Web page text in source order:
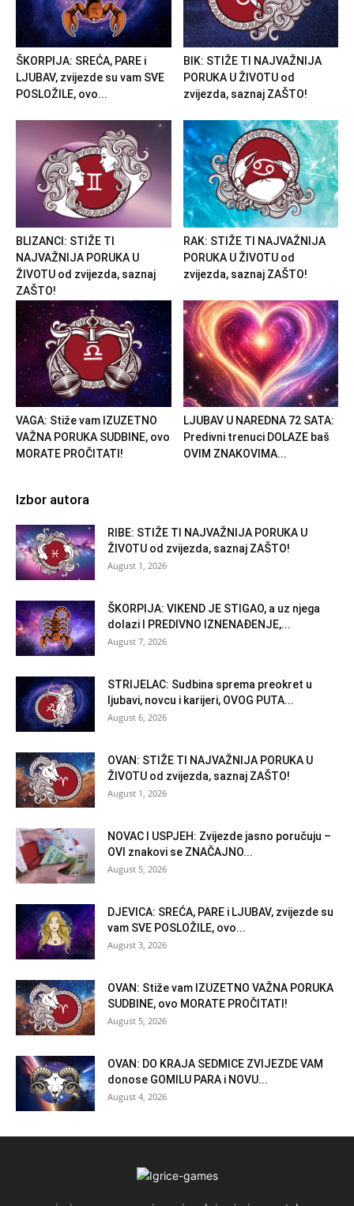
ŠKORPIJA: SREĆA, PARE i
LJUBAV, zvijezde su vam SVE
POSLOŽILE, ovo...
BIK: STIŽE TI NAJVAŽNIJA
PORUKA U ŽIVOTU od
zvijezda, saznaj ZAŠTO!
BLIZANCI: STIŽE TI
NAJVAŽNIJA PORUKA U
ŽIVOTU od zvijezda, saznaj
ZAŠTO!
RAK: STIŽE TI NAJVAŽNIJA
PORUKA U ŽIVOTU od
zvijezda, saznaj ZAŠTO!
VAGA: Stiže vam IZUZETNO
VAŽNA PORUKA SUDBINE, ovo
MORATE PROČITATI!
LJUBAV U NAREDNA 72 SATA:
Predivni trenuci DOLAZE baš
OVIM ZNAKOVIMA...
Izbor autora
RIBE: STIŽE TI NAJVAŽNIJA PORUKA U
ŽIVOTU od zvijezda, saznaj ZAŠTO!
August 1, 2026
ŠKORPIJA: VIKEND JE STIGAO, a uz njega
dolazi I PREDIVNO IZNENAĐENJE,...
August 7, 2026
STRIJELAC: Sudbina sprema preokret u
ljubavi, novcu i karijeri, OVOG PUTA...
August 6, 2026
OVAN: STIŽE TI NAJVAŽNIJA PORUKA U
ŽIVOTU od zvijezda, saznaj ZAŠTO!
August 1, 2026
NOVAC I USPJEH: Zvijezde jasno poručuju –
OVI znakovi se ZNAČAJNO...
August 5, 2026
DJEVICA: SREĆA, PARE i LJUBAV, zvijezde su
vam SVE POSLOŽILE, ovo...
August 3, 2026
OVAN: Stiže vam IZUZETNO VAŽNA PORUKA
SUDBINE, ovo MORATE PROČITATI!
August 5, 2026
OVAN: DO KRAJA SEDMICE ZVIJEZDE VAM
donose GOMILU PARA i NOVU...
August 4, 2026